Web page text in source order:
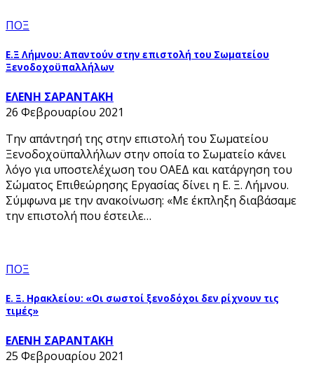
ΠΟΞ
Ε.Ξ Λήμνου: Απαντούν στην επιστολή του Σωματείου
Ξενοδοχοϋπαλλήλων
ΕΛΕΝΗ ΣΑΡΑΝΤΑΚΗ
26 Φεβρουαρίου 2021
Την απάντησή της στην επιστολή του Σωματείου
Ξενοδοχοϋπαλλήλων στην οποία το Σωματείο κάνει
λόγο για υποστελέχωση του ΟΑΕΔ και κατάργηση του
Σώματος Επιθεώρησης Εργασίας δίνει η Ε. Ξ. Λήμνου.
Σύμφωνα με την ανακοίνωση: «Με έκπληξη διαβάσαμε
την επιστολή που έστειλε…
ΠΟΞ
Ε. Ξ. Ηρακλείου: «Οι σωστοί ξενοδόχοι δεν ρίχνουν τις
τιμές»
ΕΛΕΝΗ ΣΑΡΑΝΤΑΚΗ
25 Φεβρουαρίου 2021